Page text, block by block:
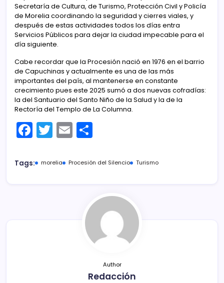
Secretaría de Cultura, de Turismo, Protección Civil y Policía
de Morelia coordinando la seguridad y cierres viales, y
después de estas actividades todos los días entra
Servicios Públicos para dejar la ciudad impecable para el
día siguiente.
Cabe recordar que la Procesión nació en 1976 en el barrio
de Capuchinas y actualmente es una de las más
importantes del país, al mantenerse en constante
crecimiento pues este 2025 sumó a dos nuevas cofradías:
la del Santuario del Santo Niño de la Salud y la de la
Rectoría del Templo de La Columna.
F
a
c
T
w
itt
E
m
ai m
ar
tir
Tags: morelia Procesión del Silencio Turismo
Author
Redacción